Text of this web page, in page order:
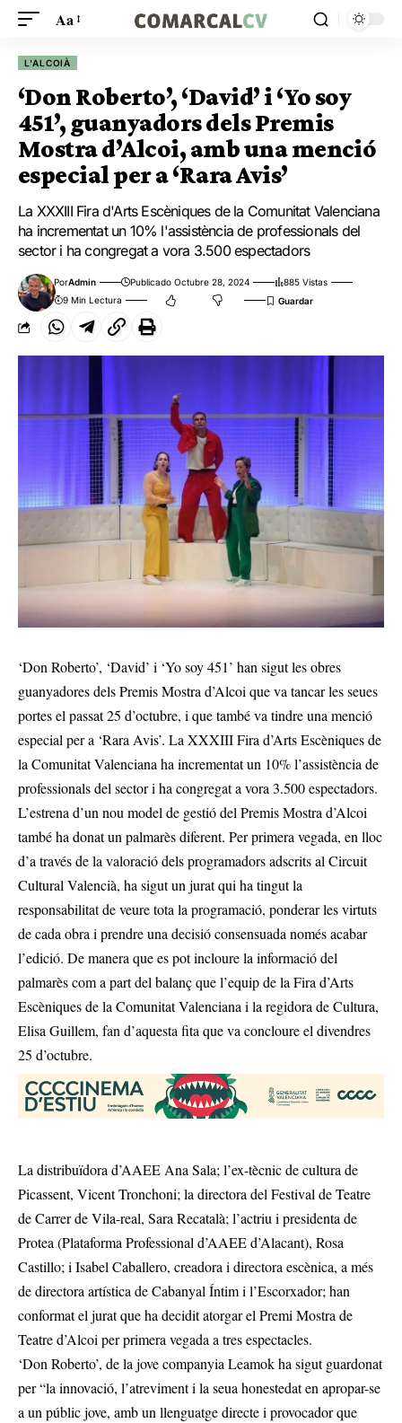
Aa
L'ALCOIÀ
‘Don Roberto’, ‘David’ i ‘Yo soy
451’, guanyadors dels Premis
Mostra d’Alcoi, amb una menció
especial per a ‘Rara Avis’
La XXXIII Fira d'Arts Escèniques de la Comunitat Valenciana
ha incrementat un 10% l'assistència de professionals del
sector i ha congregat a vora 3.500 espectadors
PorAdmin Publicado Octubre 28, 2024
885 Vistas
9 Min Lectura
‘Don Roberto’, ‘David’ i ‘Yo soy 451’ han sigut les obres
guanyadores dels Premis Mostra d’Alcoi que va tancar les seues
portes el passat 25 d’octubre, i que també va tindre una menció
especial per a ‘Rara Avis’. La XXXIII Fira d’Arts Escèniques de
la Comunitat Valenciana ha incrementat un 10% l’assistència de
professionals del sector i ha congregat a vora 3.500 espectadors.
L’estrena d’un nou model de gestió del Premis Mostra d’Alcoi
també ha donat un palmarès diferent. Per primera vegada, en lloc
d’a través de la valoració dels programadors adscrits al Circuit
Cultural Valencià, ha sigut un jurat qui ha tingut la
responsabilitat de veure tota la programació, ponderar les virtuts
de cada obra i prendre una decisió consensuada només acabar
l’edició. De manera que es pot incloure la informació del
palmarès com a part del balanç que l’equip de la Fira d’Arts
Escèniques de la Comunitat Valenciana i la regidora de Cultura,
Elisa Guillem, fan d’aquesta fita que va concloure el divendres
25 d’octubre.
La distribuïdora d’AAEE Ana Sala; l’ex-tècnic de cultura de
Picassent, Vicent Tronchoni; la directora del Festival de Teatre
de Carrer de Vila-real, Sara Recatalà; l’actriu i presidenta de
Protea (Plataforma Professional d’AAEE d’Alacant), Rosa
Castillo; i Isabel Caballero, creadora i directora escènica, a més
de directora artística de Cabanyal Íntim i l’Escorxador; han
conformat el jurat que ha decidit atorgar el Premi Mostra de
Teatre d’Alcoi per primera vegada a tres espectacles.
‘Don Roberto’, de la jove companyia Leamok ha sigut guardonat
per “la innovació, l’atreviment i la seua honestedat en apropar-se
a un públic jove, amb un llenguatge directe i provocador que